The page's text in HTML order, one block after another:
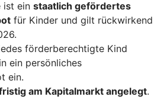
ist ein staatlich gefördertes
für Kinder und gilt rückwirkend
förderberechtigte Kind
in ein persönliches
ein.
am Kapitalmarkt angelegt.